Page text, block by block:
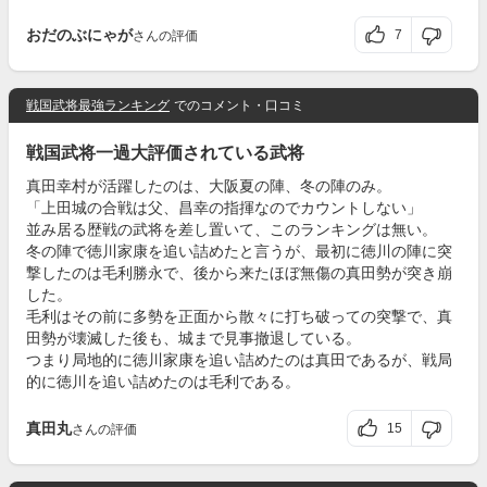
おだのぶにゃがさんの評価 7
戦国武将最強ランキング でのコメント・口コミ
戦国武将一過大評価されている武将
真田幸村が活躍したのは、大阪夏の陣、冬の陣のみ。
「上田城の合戦は父、昌幸の指揮なのでカウントしない」
並み居る歴戦の武将を差し置いて、このランキングは無い。
冬の陣で徳川家康を追い詰めたと言うが、最初に徳川の陣に突
撃したのは毛利勝永で、後から来たほぼ無傷の真田勢が突き崩
した。
毛利はその前に多勢を正面から散々に打ち破っての突撃で、真
田勢が壊滅した後も、城まで見事撤退している。
つまり局地的に徳川家康を追い詰めたのは真田であるが、戦局
的に徳川を追い詰めたのは毛利である。
真田丸さんの評価 15